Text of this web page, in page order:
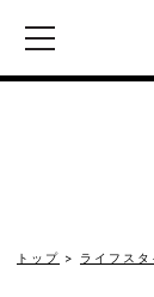
トップ ライフスタ